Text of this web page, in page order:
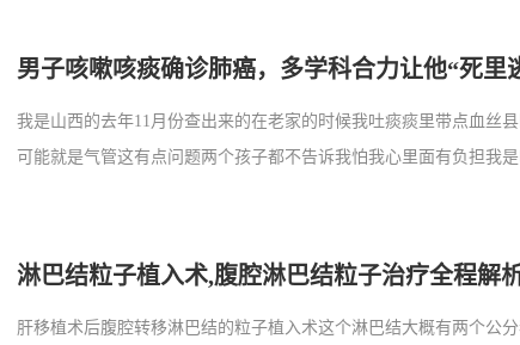
男子咳嗽咳痰确诊肺癌，多学科合力让他“死里
我是山西的去年11月份查出来的在老家的时候我吐痰痰里带点血丝
可能就是气管这有点问题两个孩子都不告诉我怕我心里面有负担我
淋巴结粒子植入术,腹腔淋巴结粒子治疗全程解
肝移植术后腹腔转移淋巴结的粒子植入术这个淋巴结大概有两个公